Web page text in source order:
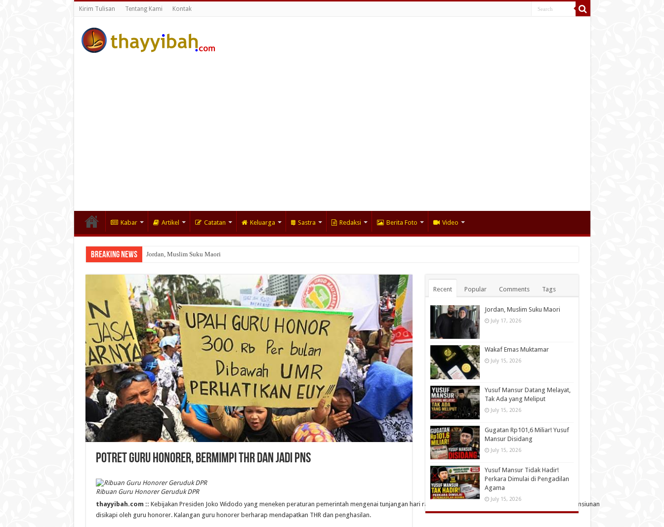
Kirim Tulisan Tentang Kami Kontak
Kabar Artikel Catatan Keluarga Sastra Redaksi Berita Foto Video
Breaking News Jordan, Muslim Suku Maori
Potret Guru Honorer, Bermimpi THR dan Jadi PNS
Ribuan Guru Honorer Geruduk DPR
thayyibah.com :: Kebijakan Presiden Joko Widodo yang meneken peraturan pemerintah mengenai tunjangan hari raya (THR) dan gaji ke-13 untuk PNS, TNI, Polri, serta pensiunan
disikapi oleh guru honorer. Kalangan guru honorer berharap mendapatkan THR dan penghasilan.
Recent Popular Comments Tags
Jordan, Muslim Suku Maori
July 17, 2026
Wakaf Emas Muktamar
July 15, 2026
Yusuf Mansur Datang Melayat,
Tak Ada yang Meliput
July 15, 2026
Gugatan Rp101,6 Miliar! Yusuf
Mansur Disidang
July 15, 2026
Yusuf Mansur Tidak Hadir!
Perkara Dimulai di Pengadilan
Agama
July 15, 2026